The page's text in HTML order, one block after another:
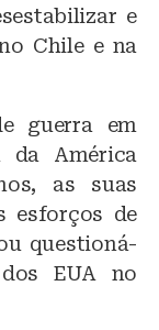
e
Chile e na
guerra em
da América
as suas
esforços de
questioná-
EUA no